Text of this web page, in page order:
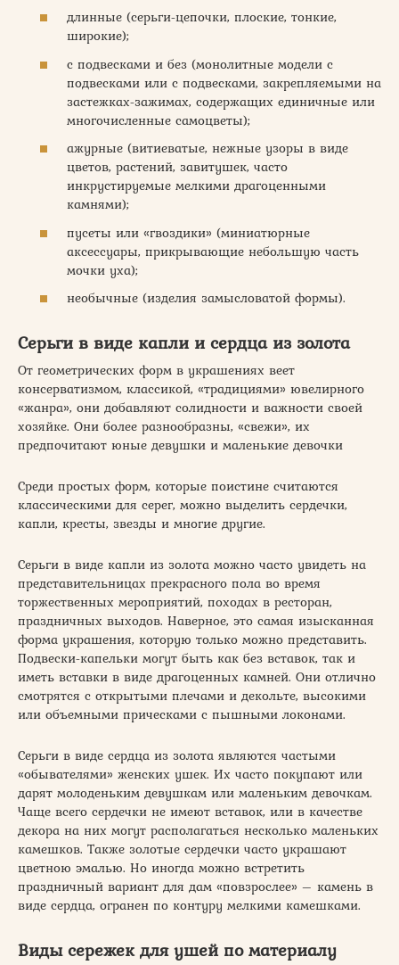
длинные (серьги-цепочки, плоские, тонкие,
широкие);
с подвесками и без (монолитные модели с
подвесками или с подвесками, закрепляемыми на
застежках-зажимах, содержащих единичные или
многочисленные самоцветы);
ажурные (витиеватые, нежные узоры в виде
цветов, растений, завитушек, часто
инкрустируемые мелкими драгоценными
камнями);
пусеты или «гвоздики» (миниатюрные
аксессуары, прикрывающие небольшую часть
мочки уха);
необычные (изделия замысловатой формы).
Серьги в виде капли и сердца из золота
От геометрических форм в украшениях веет
консерватизмом, классикой, «традициями» ювелирного
«жанра», они добавляют солидности и важности своей
хозяйке. Они более разнообразны, «свежи», их
предпочитают юные девушки и маленькие девочки
Среди простых форм, которые поистине считаются
классическими для серег, можно выделить сердечки,
капли, кресты, звезды и многие другие.
Серьги в виде капли из золота можно часто увидеть на
представительницах прекрасного пола во время
торжественных мероприятий, походах в ресторан,
праздничных выходов. Наверное, это самая изысканная
форма украшения, которую только можно представить.
Подвески-капельки могут быть как без вставок, так и
иметь вставки в виде драгоценных камней. Они отлично
смотрятся с открытыми плечами и декольте, высокими
или объемными прическами с пышными локонами.
Серьги в виде сердца из золота являются частыми
«обывателями» женских ушек. Их часто покупают или
дарят молоденьким девушкам или маленьким девочкам.
Чаще всего сердечки не имеют вставок, или в качестве
декора на них могут располагаться несколько маленьких
камешков. Также золотые сердечки часто украшают
цветною эмалью. Но иногда можно встретить
праздничный вариант для дам «повзрослее» – камень в
виде сердца, огранен по контуру мелкими камешками.
Виды сережек для ушей по материалу